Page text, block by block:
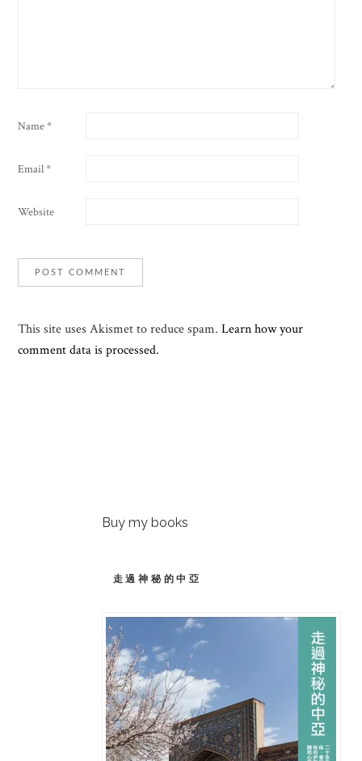
Name*
Email*
Website
This site uses Akismet to reduce spam.Learn how your
comment data is processed.
Buy my books
走過神秘的中亞